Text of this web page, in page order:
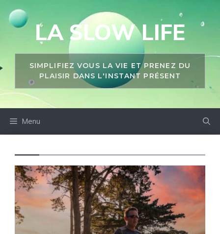
LA SLOW LIFE
SIMPLIFIEZ VOUS LA VIE ET PRENEZ DU
PLAISIR DANS L'INSTANT PRÉSENT
Menu